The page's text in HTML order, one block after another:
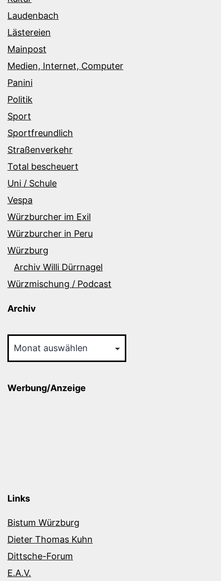
Laudenbach
Lästereien
Mainpost
Medien, Internet, Computer
Panini
Politik
Sport
Sportfreundlich
Straßenverkehr
Total bescheuert
Uni / Schule
Vespa
Würzburcher im Exil
Würzburcher in Peru
Würzburg
Archiv Willi Dürrnagel
Würzmischung / Podcast
Archiv
Werbung/Anzeige
Links
Bistum Würzburg
Dieter Thomas Kuhn
Dittsche-Forum
E.A.V.